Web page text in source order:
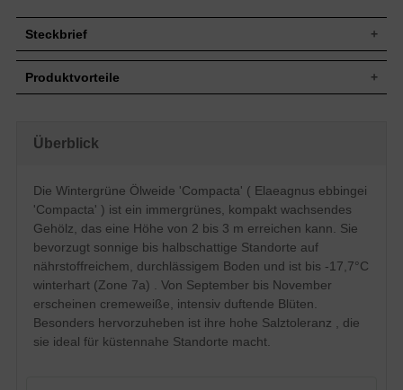
Steckbrief
Wuchshöhe
Wuchsbreite
2 bis 3 m
Blatt
Blüte
Cremeweiß, duftend,
Blütezeit
September bis November
Wurzeln
Herzwurzler
Boden
Nährstoffreich, durchlässig, frisch
Standort
Sonnig bis halbschattig
Verwendung
Solitärelement, Heckenpflanze,
Gruppengehölz, Kübelbepflanzung
Winterhart
7a (-17,7 bis -15,0°C)
Die Wintergrüne Ölweide 'Compacta'
Produktvorteile
extrem robust und anspruchslos
sehr schnittverträglich
optimal für küstennahe
Bepflanzung (salztolerant)
geringer Jahreszuwachs
Überblick
Die Wintergrüne Ölweide 'Compacta' ( Elaeagnus ebbingei
'Compacta' ) ist ein immergrünes, kompakt wachsendes
Gehölz, das eine Höhe von 2 bis 3 m erreichen kann. Sie
bevorzugt sonnige bis halbschattige Standorte auf
nährstoffreichem, durchlässigem Boden und ist bis -17,7°C
winterhart (Zone 7a) . Von September bis November
erscheinen cremeweiße, intensiv duftende Blüten.
Besonders hervorzuheben ist ihre hohe Salztoleranz , die
sie ideal für küstennahe Standorte macht.